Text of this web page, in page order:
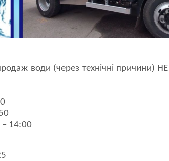
води (через технічні причини) НЕ
– 14:00